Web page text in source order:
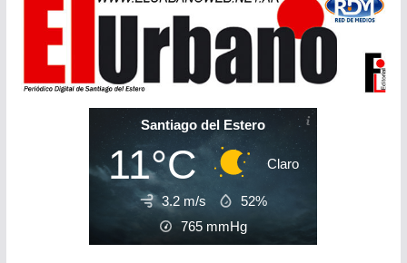
Santiago del Estero
11°C Claro
3.2 m/s
52%
765 mmHg